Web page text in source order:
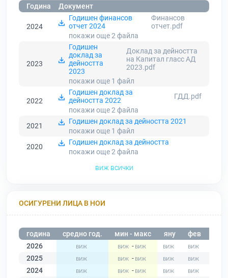
Година Документ
2024
Годишен финансов
отчет 2024
Финансов
отчет.pdf
покажи още 2файла
2023
Годишен
доклад за
дейността
2023
Доклад за дейността
на Капитал гласс АД
2023.pdf
покажи още 1 файл
2022
Годишен доклад за
дейността 2022
ГДД.pdf
покажи още 2файла
2021
Годишен доклад за дейността 2021
покажи още 1 файл
2020
Годишен доклад за дейността
покажи още 2файла
виж всички
ОСИГУРЕНИ ЛИЦА В НОИ
година средно год. мин - макс яну фев
2026
-
2025
-
2024
-